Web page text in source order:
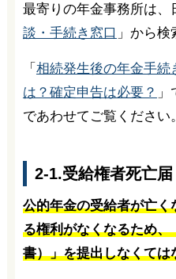
最寄りの年金事務所は、
談・手続き窓口 」から検
「 相続発生後の年金手続
は？確定申告は必要？
であわせてご覧ください。
2-1.受給権者死亡
公的年金の受給者が亡
る権利がなくなるため
書）」を提出しなくては